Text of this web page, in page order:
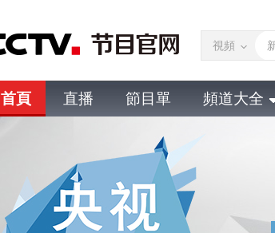
視頻
首頁 直播 節目單 頻道大全